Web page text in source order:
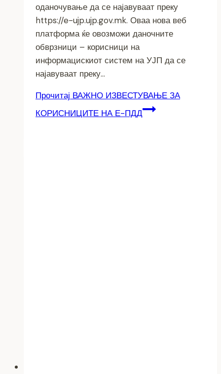
оданочување да се најавуваат преку
https://e-ujp.ujp.gov.mk. Оваа нова веб
платформа ќе овозможи даночните
обврзници – корисници на
информацискиот систем на УЈП да се
најавуваат преку…
Прочитај ВАЖНО ИЗВЕСТУВАЊЕ ЗА
КОРИСНИЦИТЕ НА Е-ПДД